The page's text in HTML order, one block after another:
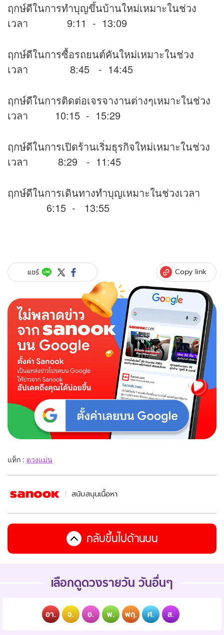
ฤกษ์ดีในการทำบุญขึ้นบ้านใหม่เหมาะในช่วง
เวลา 9:11 - 13:09
ฤกษ์ดีในการซื้อรถยนต์คันใหม่เหมาะในช่วง
เวลา 8:45 - 14:45
ฤกษ์ดีในการติดต่อเจรจางานต่างๆเหมาะในช่วง
เวลา 10:15 - 15:29
ฤกษ์ดีในการเปิดร้านเริ่มธุรกิจใหม่เหมาะในช่วง
เวลา 8:29 - 11:45
ฤกษ์ดีในการเดินทางทำบุญเหมาะในช่วงเวลา
6:15 - 13:55
แชร์ Copy link
แท็ก : ดวงแม่น
สนับสนุนเนื้อหา
กลับขึ้นไปด้านบน
เลือกดูดวงรายวัน วันอื่นๆ
อา. จ. อ. พ. พฤ. ศ. ส.